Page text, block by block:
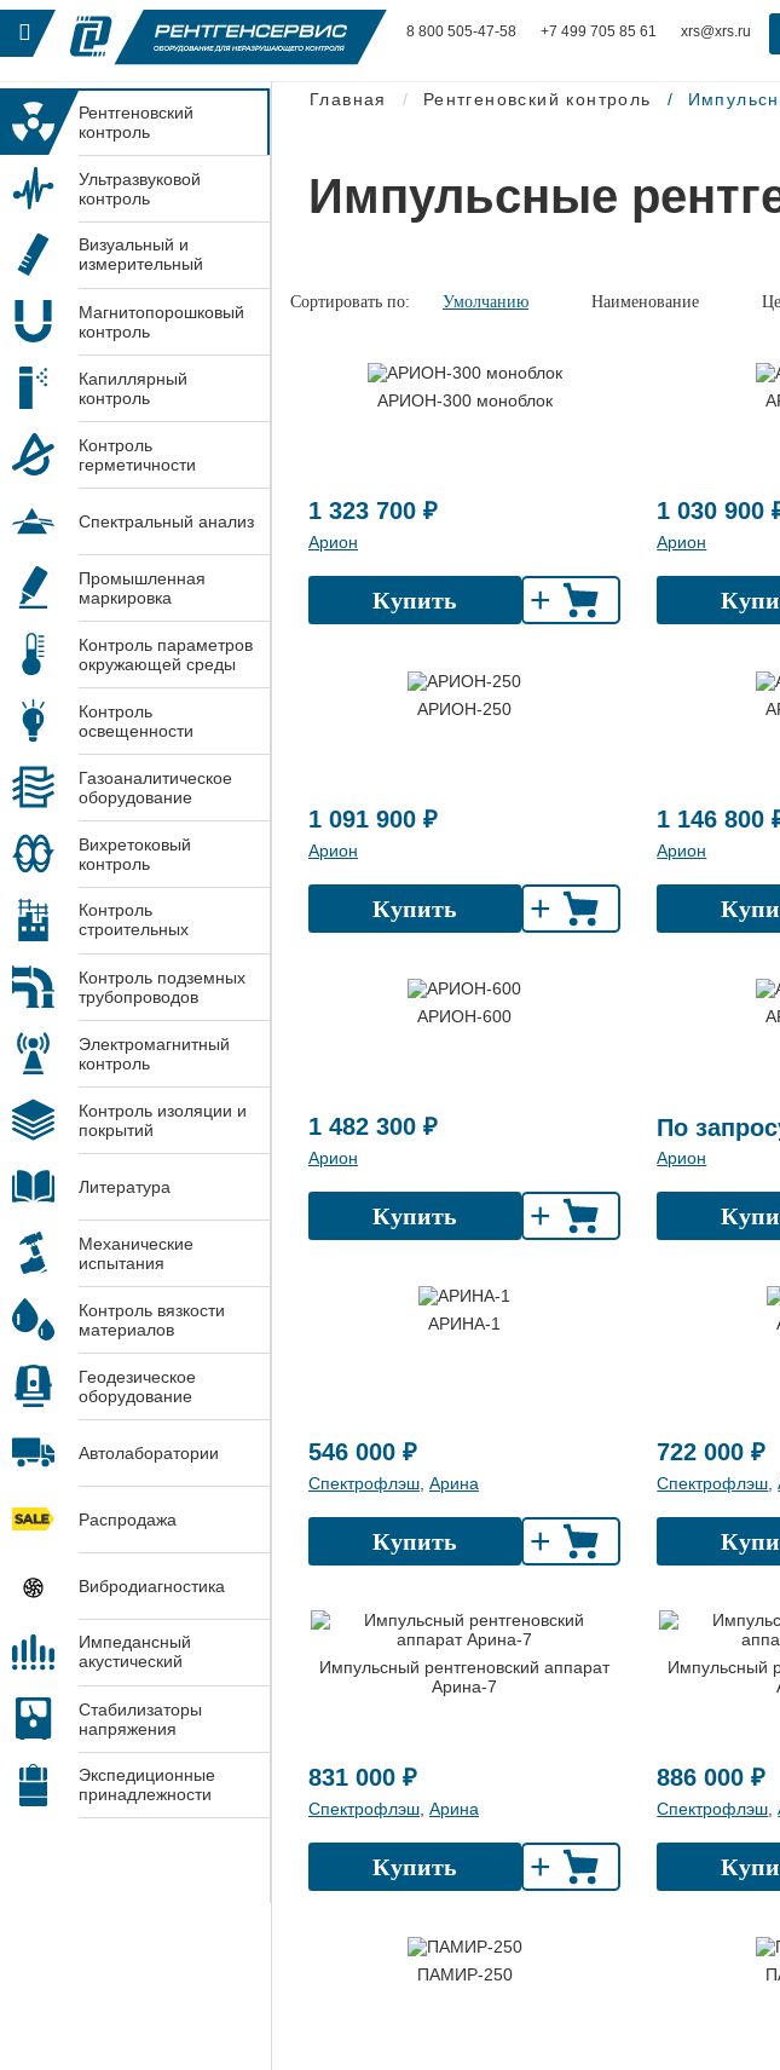
8 800 505-47-58 +7 499 705 85 61 xrs@xrs.ru
Рентгеновский
контроль
Ультразвуковой
контроль
Визуальный и
измерительный
Магнитопорошковый
контроль
Капиллярный
контроль
Контроль
герметичности
Спектральный анализ
Промышленная
маркировка
Контроль параметров
окружающей среды
Контроль
освещенности
Газоаналитическое
оборудование
Вихретоковый
контроль
Контроль
строительных
Контроль подземных
трубопроводов
Электромагнитный
контроль
Контроль изоляции и
покрытий
Литература
Механические
испытания
Контроль вязкости
материалов
Геодезическое
оборудование
Автолаборатории
Распродажа
Вибродиагностика
Импедансный
акустический
Стабилизаторы
напряжения
Экспедиционные
принадлежности
Главная Рентгеновский контроль
Импульсные
Сортировать по: Умолчанию Наименование
АРИОН-300 моноблок
1 323 700 ₽
Арион
Купить +
1 030 900
Арион
АРИОН-250
1 091 900 ₽
Арион
Купить +
1 146 800
Арион
АРИОН-600
1 482 300 ₽
Арион
Купить +
По
Арион
АРИНА-1
546 000 ₽
Спектрофлэш Арина
Купить +
722 000 ₽
Спектрофлэш ,
Импульсный рентгеновский аппарат
Арина-7
831 000 ₽
Спектрофлэш Арина
Купить +
Импульсный
886 000 ₽
Спектрофлэш ,
ПАМИР-250